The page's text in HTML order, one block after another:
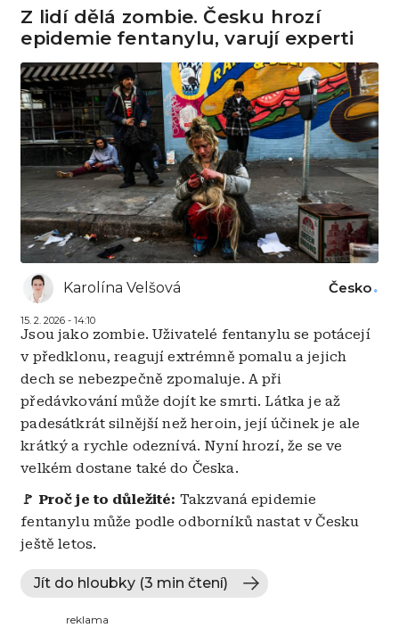
Z lidí dělá zombie. Česku hrozí
epidemie fentanylu, varují experti
Karolína Velšová
15. 2. 2026 - 14:10
Česko
Jsou jako zombie. Uživatelé fentanylu se potácejí
v předklonu, reagují extrémně pomalu a jejich
dech se nebezpečně zpomaluje. A při
předávkování může dojít ke smrti. Látka je až
padesátkrát silnější než heroin, její účinek je ale
krátký a rychle odeznívá. Nyní hrozí, že se ve
velkém dostane také do Česka.
🚩 Proč je to důležité: Takzvaná epidemie
fentanylu může podle odborníků nastat v Česku
ještě letos.
Jít do hloubky (3 min čtení)
reklama